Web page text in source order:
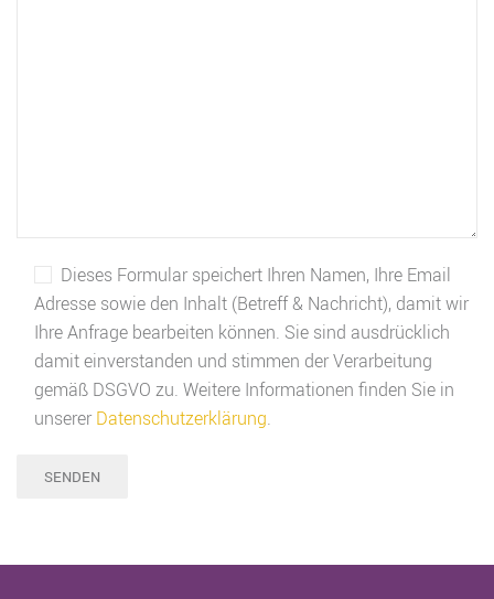
Dieses Formular speichert Ihren Namen, Ihre Email
Adresse sowie den Inhalt (Betreff & Nachricht), damit wir
Ihre Anfrage bearbeiten können. Sie sind ausdrücklich
damit einverstanden und stimmen der Verarbeitung
gemäß DSGVO zu. Weitere Informationen finden Sie in
unserer Datenschutzerklärung.